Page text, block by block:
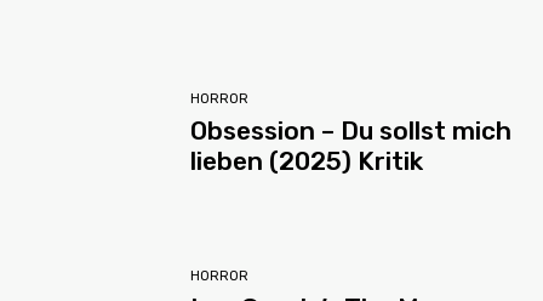
HORROR
Obsession – Du sollst mich
lieben (2025) Kritik
HORROR